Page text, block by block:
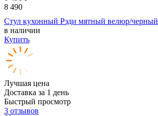
8 490
Стул кухонный Рэди мятный велюр/черный
в наличии
Купить
Лучшая цена
Доставка за 1 день
Быстрый просмотр
3 отзывов